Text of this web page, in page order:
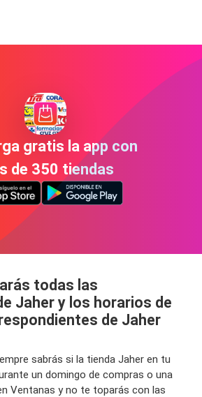
gratis la app con
de 350 tiendas
todas las
Jaher y los horarios de
de Jaher
sabrás si la tienda Jaher en tu
un domingo de compras o una
Ventanas y no te toparás con las